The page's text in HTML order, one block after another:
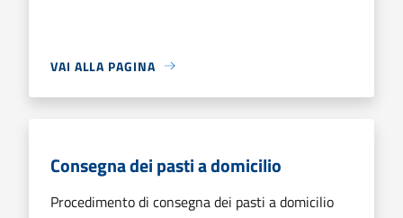
VAI ALLA PAGINA
Consegna dei pasti a domicilio
Procedimento di consegna dei pasti a domicilio